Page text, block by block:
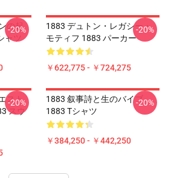
の起
ツ
-20%
1883 デュトン・レガシー・
モティフ 1883 パーカー
￥622,775 - ￥724,275
-20%
スト
スウ
-20%
1883 叙事詩と生のバイブ
1883 Tシャツ
￥384,250 - ￥442,250
-20%